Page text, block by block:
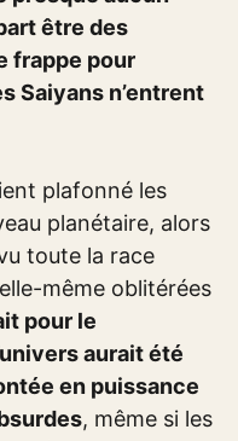
être des
frappe pour
Saiyans n’entrent
plafonné les
planétaire, alors
toute la race
même oblitérées
pour le
aurait été
en puissance
, même si les